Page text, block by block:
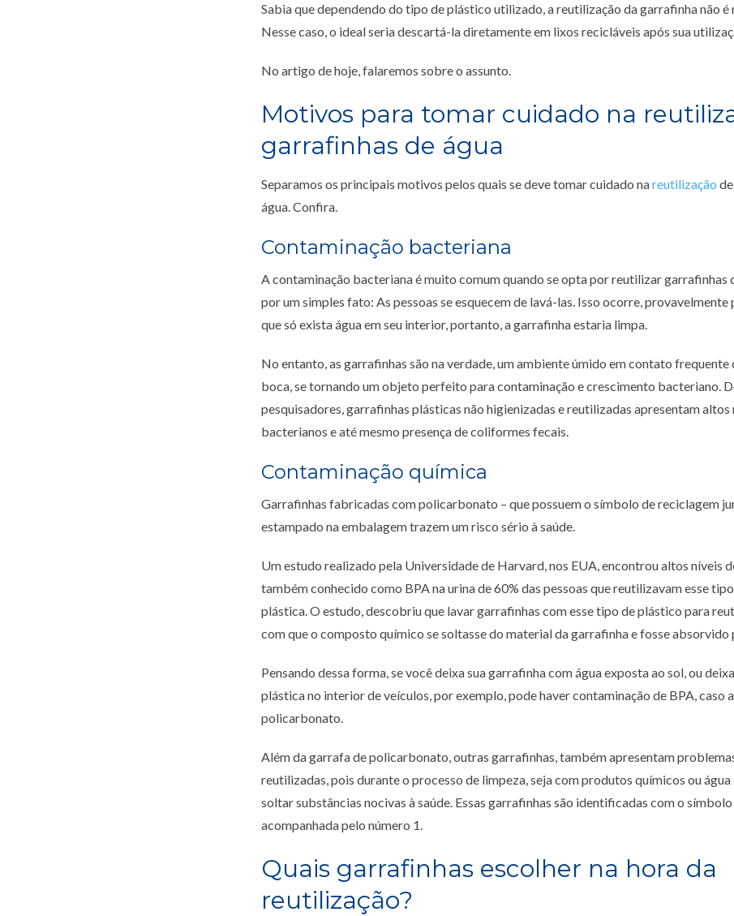
Sabia que dependendo do tipo de plástico utilizado, a reutilização da garrafinha não é
Nesse caso, o ideal seria descartá-la diretamente em lixos recicláveis após sua
No artigo de hoje, falaremos sobre o assunto.
Motivos para tomar cuidado na
garrafinhas de água
Separamos os principais motivos pelos quais se deve tomar cuidado nareutilização
água. Confira.
Contaminação bacteriana
A contaminação bacteriana é muito comum quando se opta por reutilizar garrafinhas
por um simples fato: As pessoas se esquecem de lavá-las. Isso ocorre, provavelmente
que só exista água em seu interior, portanto, a garrafinha estaria limpa.
No entanto, as garrafinhas são na verdade, um ambiente úmido em contato frequente
boca, se tornando um objeto perfeito para contaminação e crescimento bacteriano.
pesquisadores, garrafinhas plásticas não higienizadas e reutilizadas apresentam altos
bacterianos e até mesmo presença de coliformes fecais.
Contaminação química
Garrafinhas fabricadas com policarbonato – que possuem o símbolo de reciclagem
estampado na embalagem trazem um risco sério à saúde.
Um estudo realizado pela Universidade de Harvard, nos EUA, encontrou altos níveis
também conhecido como BPA na urina de 60% das pessoas que reutilizavam esse
plástica. O estudo, descobriu que lavar garrafinhas com esse tipo de plástico para
com que o composto químico se soltasse do material da garrafinha e fosse absorvido
Pensando dessa forma, se você deixa sua garrafinha com água exposta ao sol, ou
plástica no interior de veículos, por exemplo, pode haver contaminação de BPA, caso
policarbonato.
Além da garrafa de policarbonato, outras garrafinhas, também apresentam
reutilizadas, pois durante o processo de limpeza, seja com produtos químicos ou água
soltar substâncias nocivas à saúde. Essas garrafinhas são identificadas com o
acompanhada pelo número 1.
Quais garrafinhas escolher na hora da
reutilização?